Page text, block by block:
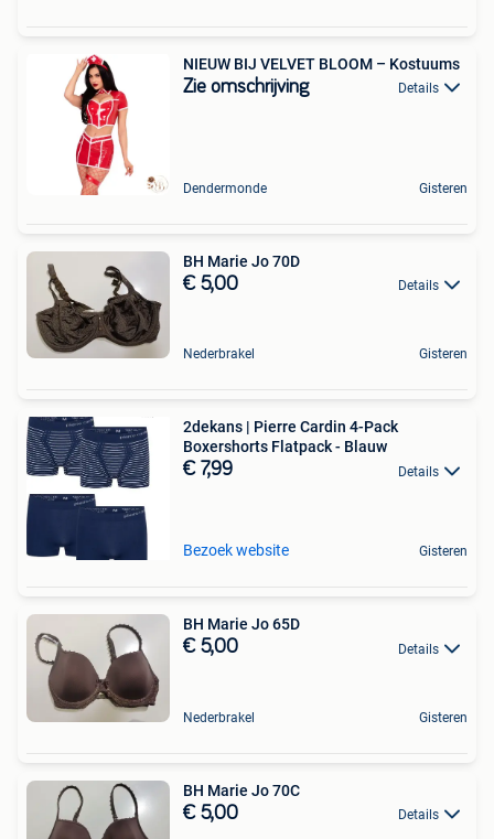
NIEUW BIJ VELVET BLOOM – Kostuums
Zie omschrijving Details
Dendermonde Gisteren
BH Marie Jo 70D
€ 5,00 Details
Nederbrakel Gisteren
2dekans | Pierre Cardin 4-Pack
Boxershorts Flatpack - Blauw
€ 7,99 Details
Bezoek website Gisteren
BH Marie Jo 65D
€ 5,00 Details
Nederbrakel Gisteren
BH Marie Jo 70C
€ 5,00 Details